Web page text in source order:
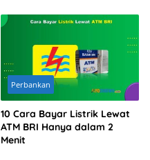
Perbankan
10 Cara Bayar Listrik Lewat
ATM BRI Hanya dalam 2
Menit